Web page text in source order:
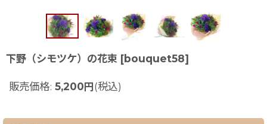
下野（シモツケ）の花束 [bouquet58]
販売価格: 5,200円(税込)